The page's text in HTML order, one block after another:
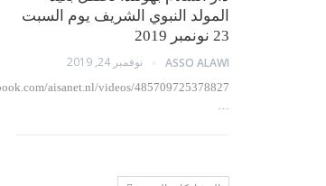
المولد النبوي الشريف يوم السبت
23 نونمبر 2019
ASSO ALAWI نوفمبر 24, 2019
…